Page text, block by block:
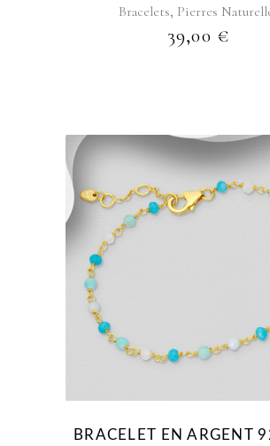
Bracelets, Pierres
39,00 €
BRACELET EN ARGENT